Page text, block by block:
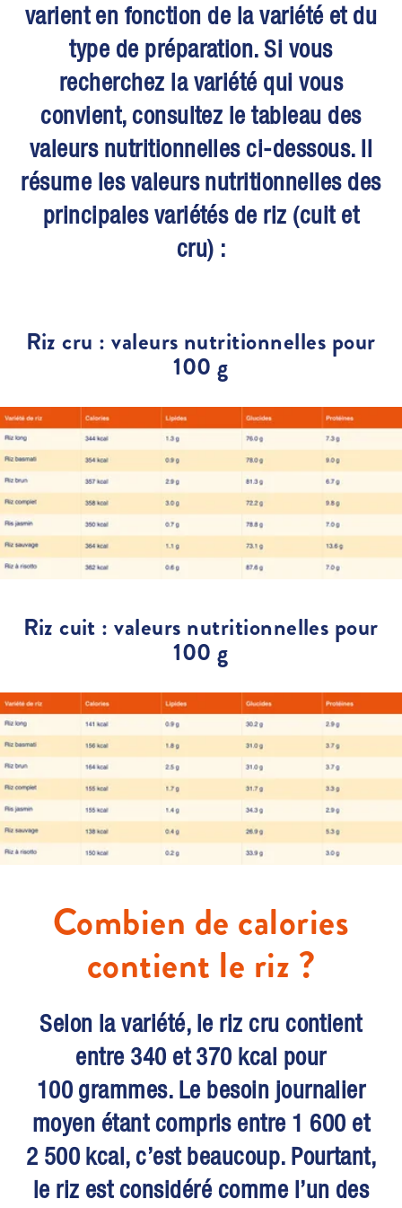
varient en fonction de la variété et du
type de préparation. Si vous
recherchez la variété qui vous
convient, consultez le tableau des
valeurs nutritionnelles ci-dessous. Il
résume les valeurs nutritionnelles des
principales variétés de riz (cuit et
cru) :
Riz cru : valeurs nutritionnelles pour
100 g
Riz cuit : valeurs nutritionnelles pour
100 g
Combien de calories
contient le riz ?
Selon la variété, le riz cru contient
entre 340 et 370 kcal pour
100 grammes. Le besoin journalier
moyen étant compris entre 1 600 et
2 500 kcal, c’est beaucoup. Pourtant,
le riz est considéré comme l’un des